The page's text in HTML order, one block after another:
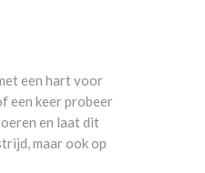
een hart voor
een keer probeer
en laat dit
maar ook op